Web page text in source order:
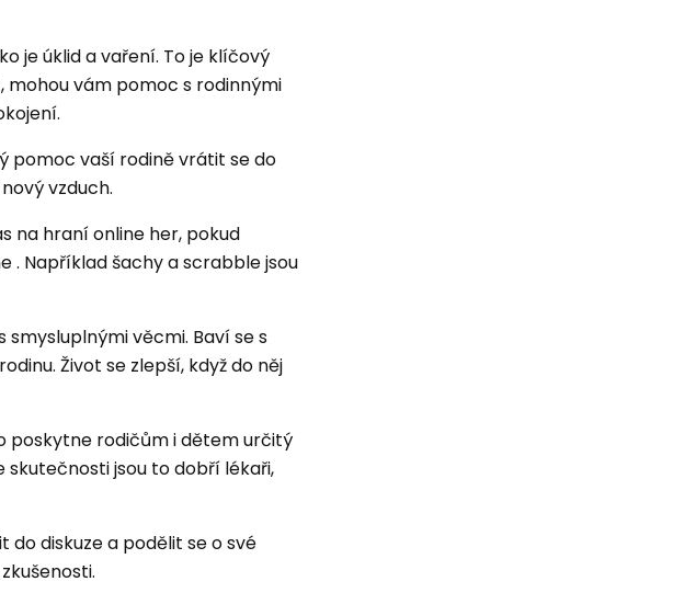
je úklid a vaření. To je klíčový
mohou vám pomoc s rodinnými
pomoc vaší rodině vrátit se do
vzduch.
na hraní online her, pokud
. Například šachy a scrabble jsou
věcmi. Baví se s
Život se zlepší, když do něj
poskytne rodičům i dětem určitý
skutečnosti jsou to dobří lékaři,
do diskuze a podělit se o své